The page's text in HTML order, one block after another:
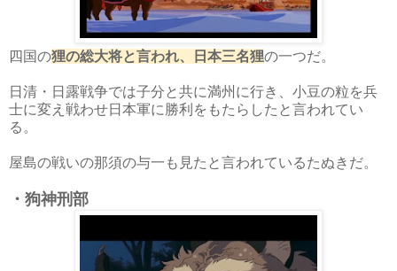
四国の狸の総大将と言われ、日本三名狸の一つだ。
日清・日露戦争では子分と共に満州に行き、小豆の粒を兵
士に変え戦わせ日本軍に勝利をもたらしたと言われてい
る。
屋島の戦いの那須の与一も見たと言われているたぬきだ。
・狗神刑部